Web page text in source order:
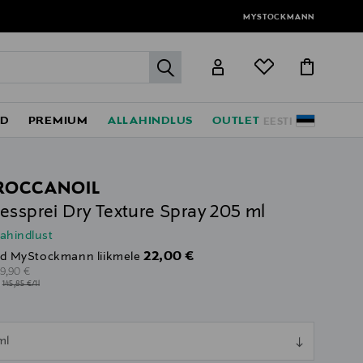
MYSTOCKMANN
label.header.go
EESTI
PREMIUM ALLAHINDLUS OUTLET
Dry Texture Spray 205 ml
MyStockmann liikmele Discounted Price
22,00 €
Price
€
145,85 €/1l
null